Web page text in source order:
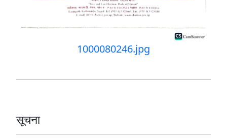
1000080246.jpg
सूचना